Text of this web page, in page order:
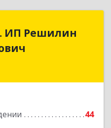
ИП Решилин
44
ИП Решилин
Викторович
обл, Электросталь г,